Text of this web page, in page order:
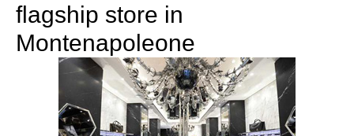
flagship store in
Montenapoleone